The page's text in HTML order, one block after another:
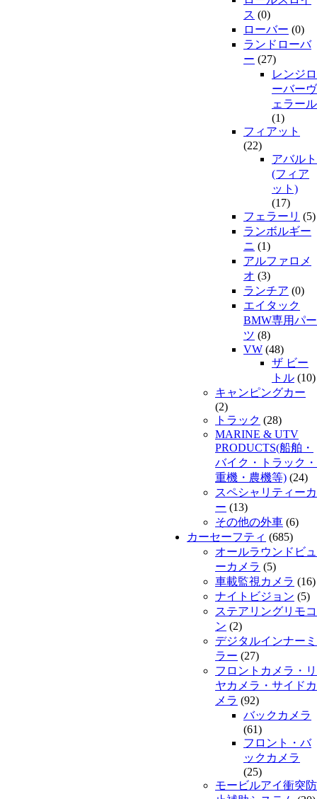
ス (0)
ローバー (0)
ランドローバ
ー (27)
レンジロ
ーバーヴ
ェラール
(1)
フィアット
(22)
アバルト
(フィア
ット)
(17)
フェラーリ (5)
ランボルギー
ニ (1)
アルファロメ
オ (3)
ランチア (0)
エイタック
BMW専用パー
ツ (8)
VW (48)
ザ ビー
トル (10)
キャンピングカー
(2)
トラック (28)
MARINE & UTV
PRODUCTS(船舶・
バイク・トラック・
重機・農機等) (24)
スペシャリティーカ
ー (13)
その他の外車 (6)
カーセーフティ (685)
オールラウンドビュ
ーカメラ (5)
車載監視カメラ (16)
ナイトビジョン (5)
ステアリングリモコ
ン (2)
デジタルインナーミ
ラー (27)
フロントカメラ・リ
ヤカメラ・サイドカ
メラ (92)
バックカメラ
(61)
フロント・バ
ックカメラ
(25)
モービルアイ衝突防